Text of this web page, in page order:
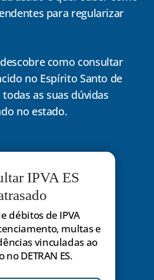
para regularizar
como consultar
no Espírito Santo de
as suas dúvidas
no estado.
IPVA ES
débitos de IPVA
multas e
vinculadas ao
no DETRAN ES.